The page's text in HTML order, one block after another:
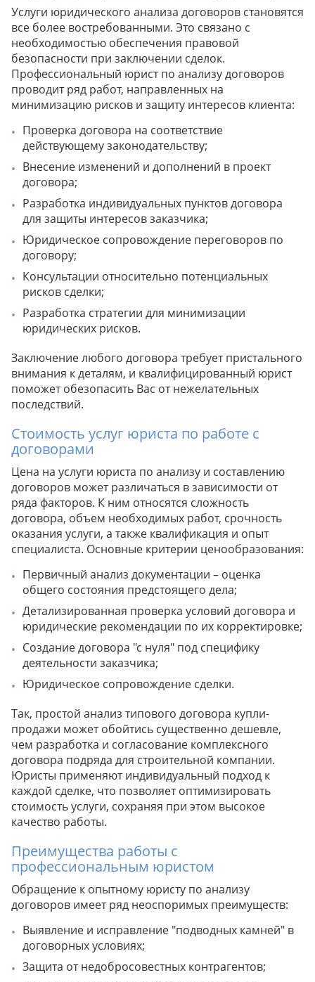
Услуги юридического анализа договоров становятся
все более востребованными. Это связано с
необходимостью обеспечения правовой
безопасности при заключении сделок.
Профессиональный юрист по анализу договоров
проводит ряд работ, направленных на
минимизацию рисков и защиту интересов клиента:
Проверка договора на соответствие
действующему законодательству;
Внесение изменений и дополнений в проект
договора;
Разработка индивидуальных пунктов договора
для защиты интересов заказчика;
Юридическое сопровождение переговоров по
договору;
Консультации относительно потенциальных
рисков сделки;
Разработка стратегии для минимизации
юридических рисков.
Заключение любого договора требует пристального
внимания к деталям, и квалифицированный юрист
поможет обезопасить Вас от нежелательных
последствий.
Стоимость услуг юриста по работе с
договорами
Цена на услуги юриста по анализу и составлению
договоров может различаться в зависимости от
ряда факторов. К ним относятся сложность
договора, объем необходимых работ, срочность
оказания услуги, а также квалификация и опыт
специалиста. Основные критерии ценообразования:
Первичный анализ документации – оценка
общего состояния предстоящего дела;
Детализированная проверка условий договора и
юридические рекомендации по их корректировке;
Создание договора "с нуля" под специфику
деятельности заказчика;
Юридическое сопровождение сделки.
Так, простой анализ типового договора купли-
продажи может обойтись существенно дешевле,
чем разработка и согласование комплексного
договора подряда для строительной компании.
Юристы применяют индивидуальный подход к
каждой сделке, что позволяет оптимизировать
стоимость услуги, сохраняя при этом высокое
качество работы.
Преимущества работы с
профессиональным юристом
Обращение к опытному юристу по анализу
договоров имеет ряд неоспоримых преимуществ:
Выявление и исправление "подводных камней" в
договорных условиях;
Защита от недобросовестных контрагентов;